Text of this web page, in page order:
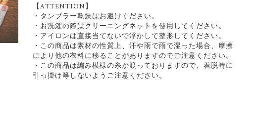
【ATTENTION】
・タンブラー乾燥はお避けください。
・お洗濯の際はクリーニングネットを使用してください。
・アイロンは直接当てないで浮かして整形してください。
・この商品は素材の性質上、汗や雨で雨で湿った場合、摩擦
により他の衣料に移ることがありますのでご注意ください。
・この商品は編み模様の糸が渡っておりますので、着脱時に
引っ掛け等しないようご注意ください。